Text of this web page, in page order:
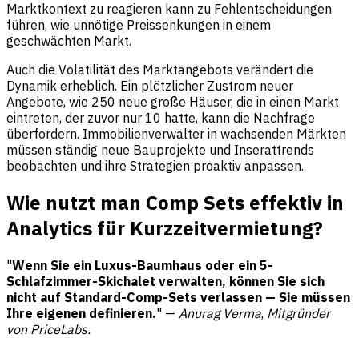
Marktkontext zu reagieren kann zu Fehlentscheidungen
führen, wie unnötige Preissenkungen in einem
geschwächten Markt.
Auch die Volatilität des Marktangebots verändert die
Dynamik erheblich. Ein plötzlicher Zustrom neuer
Angebote, wie 250 neue große Häuser, die in einen Markt
eintreten, der zuvor nur 10 hatte, kann die Nachfrage
überfordern. Immobilienverwalter in wachsenden Märkten
müssen ständig neue Bauprojekte und Inserattrends
beobachten und ihre Strategien proaktiv anpassen.
Wie nutzt man Comp Sets effektiv in
Analytics für Kurzzeitvermietung?
"Wenn Sie ein Luxus-Baumhaus oder ein 5-
Schlafzimmer-Skichalet verwalten, können Sie sich
nicht auf Standard-Comp-Sets verlassen — Sie müssen
Ihre eigenen definieren." — Anurag Verma, Mitgründer
von PriceLabs.